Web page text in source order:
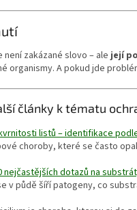
není zakázané slovo – alejejí
organismy. A pokud jde
články k tématu
listů – identifikace
choroby, které se často
nejčastějších dotazů na
v půdě šíří patogeny, co